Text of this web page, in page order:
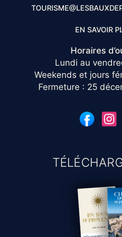
EN SAVOIR
Horaires
Lundi au
Weekends et jours
Fermeture : 25